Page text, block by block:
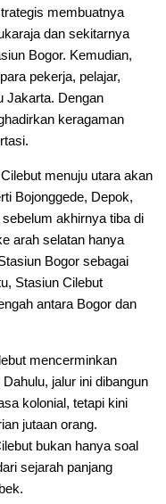
membuatnya
dan sekitarnya
Bogor. Kemudian,
pekerja, pelajar,
Jakarta. Dengan
keragaman
menuju utara akan
Bojonggede, Depok,
akhirnya tiba di
arah selatan hanya
Bogor sebagai
Stasiun Cilebut
antara Bogor dan
mencerminkan
jalur ini dibangun
kolonial, tetapi kini
jutaan orang.
bukan hanya soal
sejarah panjang